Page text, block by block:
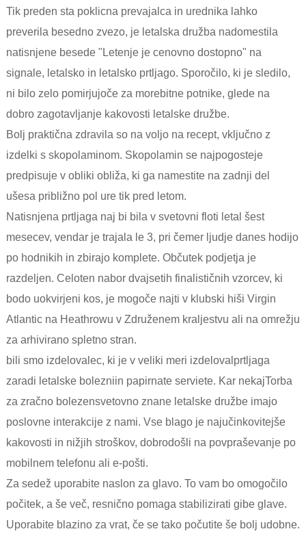
Tik preden sta poklicna prevajalca in urednika lahko
preverila besedno zvezo, je letalska družba nadomestila
natisnjene besede "Letenje je cenovno dostopno" na
signale, letalsko in letalsko prtljago. Sporočilo, ki je sledilo,
ni bilo zelo pomirjujoče za morebitne potnike, glede na
dobro zagotavljanje kakovosti letalske družbe.
Bolj praktična zdravila so na voljo na recept, vključno z
izdelki s skopolaminom. Skopolamin se najpogosteje
predpisuje v obliki obliža, ki ga namestite na zadnji del
ušesa približno pol ure tik pred letom.
Natisnjena prtljaga naj bi bila v svetovni floti letal šest
mesecev, vendar je trajala le 3, pri čemer ljudje danes hodijo
po hodnikih in zbirajo komplete. Občutek podjetja je
razdeljen. Celoten nabor dvajsetih finalističnih vzorcev, ki
bodo uokvirjeni kos, je mogoče najti v klubski hiši Virgin
Atlantic na Heathrowu v Združenem kraljestvu ali na omrežju
za arhivirano spletno stran.
bili smo izdelovalec, ki je v veliki meri izdeloval prtljaga
zaradi letalske bolezniin papirnate serviete. Kar nekajTorba
za zračno bolezensvetovno znane letalske družbe imajo
poslovne interakcije z nami. Vse blago je najučinkovitejše
kakovosti in nižjih stroškov, dobrodošli na povpraševanje po
mobilnem telefonu ali e-pošti.
Za sedež uporabite naslon za glavo. To vam bo omogočilo
počitek, a še več, resnično pomaga stabilizirati gibe glave.
Uporabite blazino za vrat, če se tako počutite še bolj udobne.